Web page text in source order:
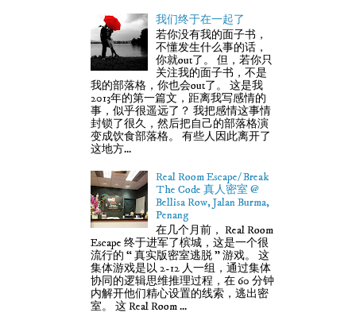
我们终于在一起了
若你没有我的面子书，
不懂发生什么事的话，
你就out了。 但，若你只
关注我的面子书，不是
我的部落格，你也会out了。 这是我
2013年的第一篇文，距离我写感情的
事，似乎很遥远了？ 我把感情这事情
封锁了很久，然后把自己的部落格演
变成饮食部落格。 有些人因此离开了
这地方...
Real Room Escape/ Break
The Code 真人密室 @
Bellisa Row, Jalan Burma,
Penang
在几个月前， Real Room
Escape 终于进军了槟城，这是一个很
流行的 “ 真实版密室逃脱 ” 游戏。 这
集体游戏是以 2-12 人一组，通过集体
协同的逻辑思维推理过程，在 60 分钟
内解开他们精心设置的线索，逃出密
室。 这 Real Room ...